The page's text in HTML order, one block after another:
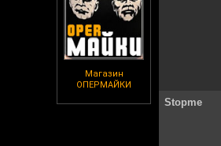
Магазин
ОПЕРМАЙКИ
Stopme